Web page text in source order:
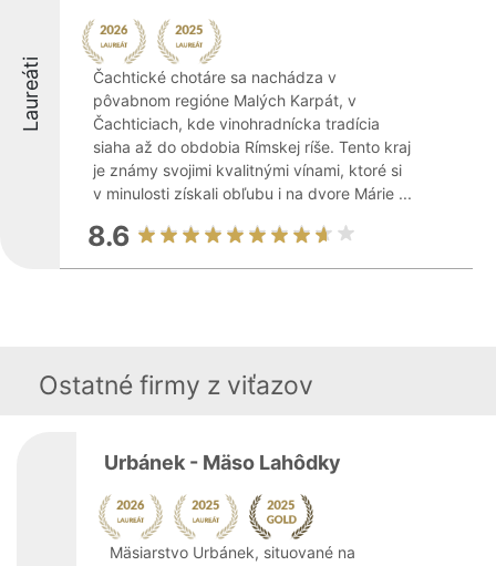
Laureáti
Čachtické chotáre sa nachádza v
pôvabnom regióne Malých Karpát, v
Čachticiach, kde vinohradnícka tradícia
siaha až do obdobia Rímskej ríše. Tento kraj
je známy svojimi kvalitnými vínami, ktoré si
v minulosti získali obľubu i na dvore Márie ...
8.6
Ostatné firmy z viťazov
Urbánek - Mäso Lahôdky
Mäsiarstvo Urbánek, situované na